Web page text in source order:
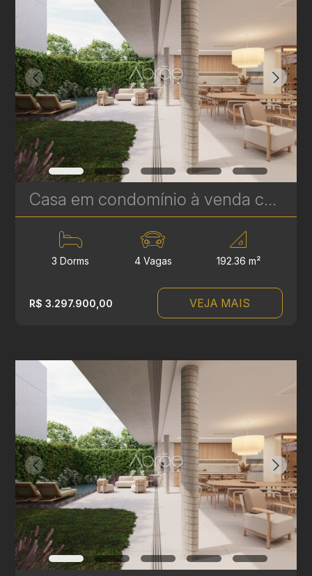
Casa em condomínio à venda com 3 suítes em Campina do Siqueira - 306,84 m² privativos - Casa Áurea | Ref. 1779
3 Dorms 4 Vagas 192.36 m²
R$ 3.297.900,00 VEJA MAIS